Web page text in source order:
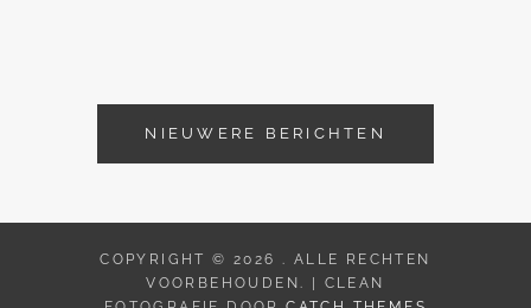
Berichtennavigatie
NIEUWERE BERICHTEN
COPYRIGHT © 2026. ALLE RECHTEN
VOORBEHOUDEN. | CLEAN